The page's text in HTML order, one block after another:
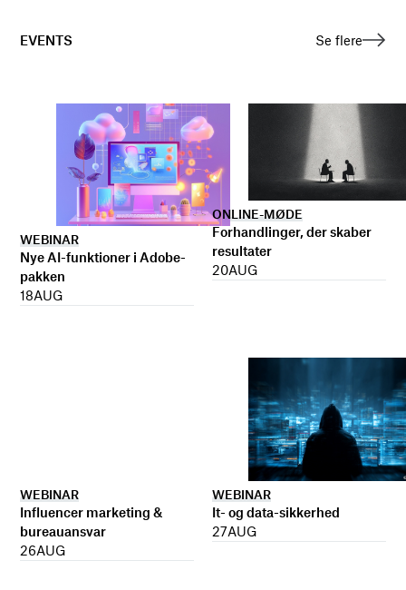
EVENTS Se flere
WEBINAR
Nye AI-funktioner i Adobe-
pakken
18AUG
ONLINE-MØDE
Forhandlinger, der skaber
resultater
20AUG
WEBINAR
Influencer marketing &
bureauansvar
26AUG
WEBINAR
It- og data-sikkerhed
27AUG